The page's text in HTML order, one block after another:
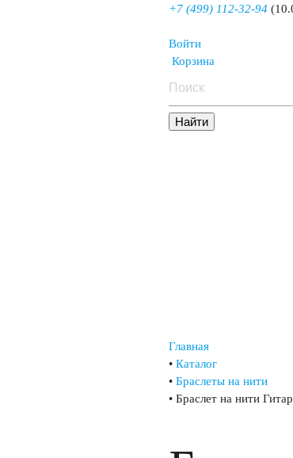
+7 (499) 112-32-94
Войти
Корзина
Главная
• Каталог
• Браслеты на нити
• Браслет на нити